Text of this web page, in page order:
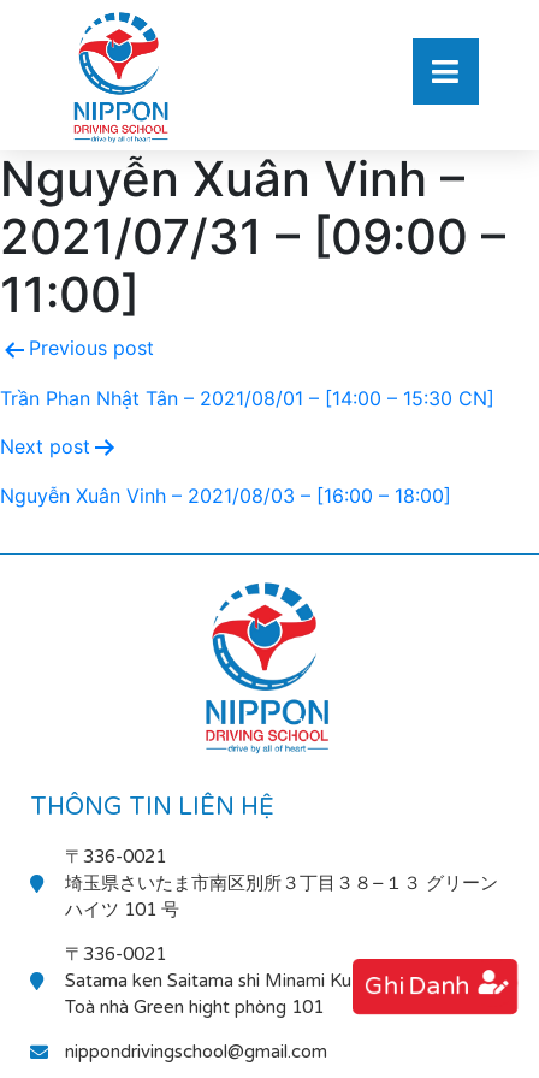
Nguyễn Xuân Vinh –
2021/07/31 – [09:00 –
11:00]
Previous post
Trần Phan Nhật Tân – 2021/08/01 – [14:00 – 15:30 CN]
Next post
Nguyễn Xuân Vinh – 2021/08/03 – [16:00 – 18:00]
Ghi Danh
THÔNG TIN LIÊN HỆ
〒336-0021
埼玉県さいたま市南区別所３丁目３８−１３ グリーン
ハイツ 101 号
〒336-0021
Satama ken Saitama shi Minami Ku Bessho 3-38-13
Toà nhà Green hight phòng 101
nippondrivingschool@gmail.com